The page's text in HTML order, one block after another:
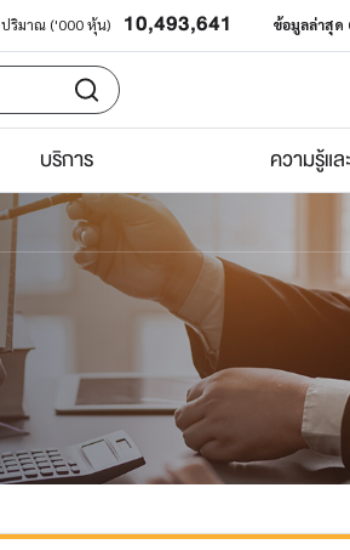
ปริมาณ ('000 หุ้น) 10,493,641 ข้อมูลล่าสุด
บริการ ความรู้แ